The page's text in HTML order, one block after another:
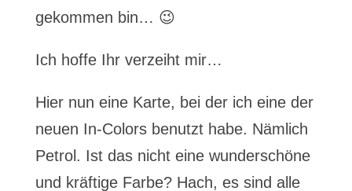
gekommen bin… 😉
Ich hoffe Ihr verzeiht mir…
Hier nun eine Karte, bei der ich eine der
neuen In-Colors benutzt habe. Nämlich
Petrol. Ist das nicht eine wunderschöne
und kräftige Farbe? Hach, es sind alle